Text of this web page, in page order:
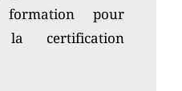
formation pour
la certification